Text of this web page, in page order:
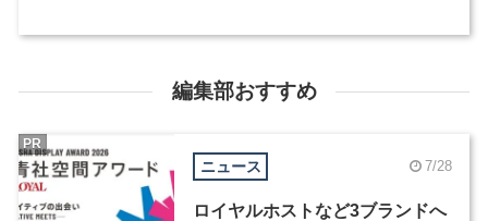
編集部おすすめ
ニュース 7/28
ロイヤルホストなど3ブランドへ
PR